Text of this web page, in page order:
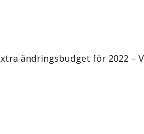
ändringsbudget för 2022